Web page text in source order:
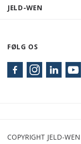
JELD-WEN
FØLG OS
COPYRIGHT JELD-